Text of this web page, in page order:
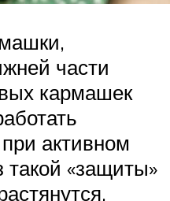
части
кармашек
активном
такой «защиты»